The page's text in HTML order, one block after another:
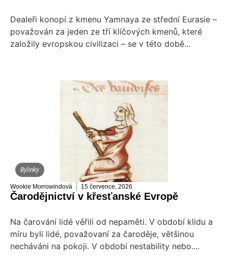
Dealeři konopí z kmenu Yamnaya ze střední Eurasie –
považován za jeden ze tří klíčových kmenů, které
založily evropskou civilizaci – se v této době...
Bylinky
Wookie Morrowindová 15 července, 2026
Čarodějnictví v křesťanské Evropě
Na čarování lidé věřili od nepaměti. V období klidu a
míru byli lidé, považovaní za čaroděje, většinou
necháváni na pokoji. V období nestability nebo....